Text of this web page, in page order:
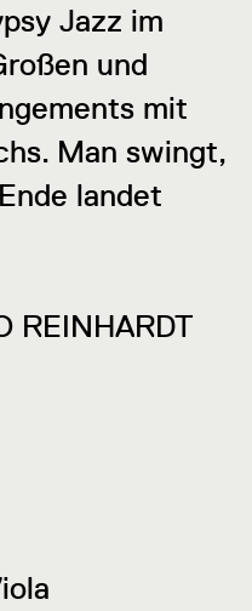
Jazz im
und
mit
Man swingt,
landet
REINHARDT